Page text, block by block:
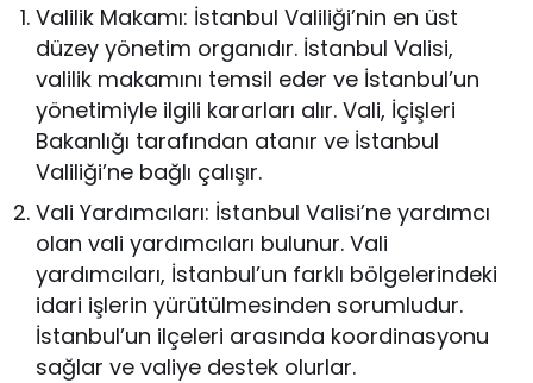
Valilik Makamı: İstanbul Valiliği’nin en üst
düzey yönetim organıdır. İstanbul Valisi,
valilik makamını temsil eder ve İstanbul’un
yönetimiyle ilgili kararları alır. Vali, İçişleri
Bakanlığı tarafından atanır ve İstanbul
Valiliği’ne bağlı çalışır.
Vali Yardımcıları: İstanbul Valisi’ne yardımcı
olan vali yardımcıları bulunur. Vali
yardımcıları, İstanbul’un farklı bölgelerindeki
idari işlerin yürütülmesinden sorumludur.
İstanbul’un ilçeleri arasında koordinasyonu
sağlar ve valiye destek olurlar.